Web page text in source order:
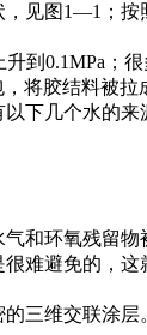
见图1—1；按
到0.1MPa；
将胶结料被拉
下几个水的来
和环氧残留物
难避免的，这
三维交联涂层